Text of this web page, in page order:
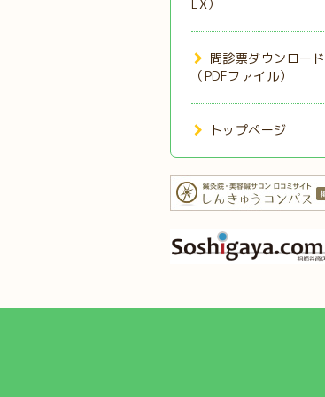
EX）
問診票ダウンロード
（PDFファイル）
トップページ